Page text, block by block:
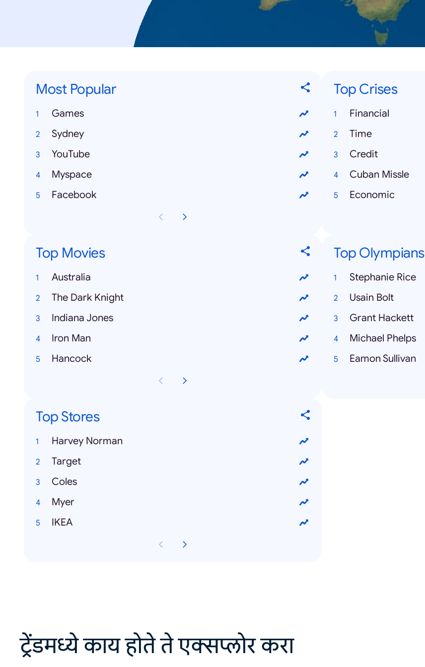
Most Popular
Games
Sydney
YouTube
Myspace
Facebook
Top Crises
Financial
Time
Credit
Cuban Missle
Economic
Top Movies
Australia
The Dark Knight
Indiana Jones
Iron Man
Hancock
Top Olympians
Stephanie Rice
Usain Bolt
Grant Hackett
Michael Phelps
Eamon Sullivan
Top Stores
Harvey Norman
Target
Coles
Myer
IKEA
ट्रेंडमध्ये काय होते ते एक्सप्लोर करा